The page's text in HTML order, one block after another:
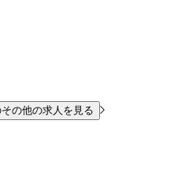
の他の求人を見る